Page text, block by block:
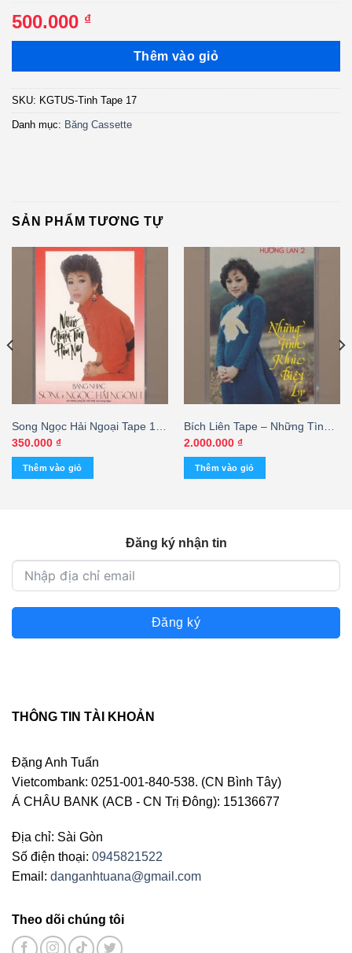
500.000 ₫
Thêm vào giỏ
SKU: KGTUS-Tinh Tape 17
Danh mục: Băng Cassette
SẢN PHẨM TƯƠNG TỰ
Song Ngọc Hải Ngoại Tape 1 –
Những Chuyện Tình Hôm Nay
(KGTC)
350.000 ₫
Thêm vào giỏ
Bích Liên Tape – Những Tình
Khúc Biệt Ly – Hương Lan 2
(Băng Đen) KGTUS
2.000.000 ₫
Thêm vào giỏ
Đăng ký nhận tin
Đăng ký
THÔNG TIN TÀI KHOẢN
Đặng Anh Tuấn
Vietcombank: 0251-001-840-538. (CN Bình Tây)
Á CHÂU BANK (ACB - CN Trị Đông): 15136677
Địa chỉ: Sài Gòn
Số điện thoại: 0945821522
Email: danganhtuana@gmail.com
Theo dõi chúng tôi